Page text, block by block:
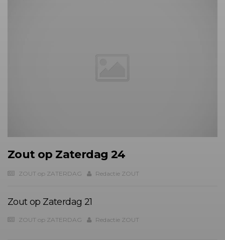
Zout op Zaterdag 24
ZOUT op ZATERDAG Redactie ZOUT
Zout op Zaterdag 21
ZOUT op ZATERDAG Redactie ZOUT